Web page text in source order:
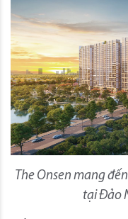
The Onsen mang
tại Đảo